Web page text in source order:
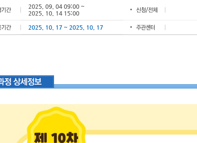
2025. 09. 04 09:00 ~
2025. 10. 14 15:00
2025. 10. 17 ~ 2025. 10. 17